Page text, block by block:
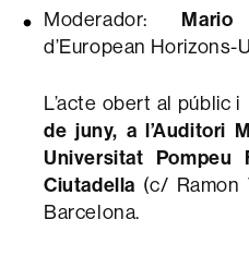
Moderador:
d’European Horizons-
L’acte obert al públic
de juny, a l’Auditori
Universitat Pompeu
Ciutadella (c/ Ramon
Barcelona.